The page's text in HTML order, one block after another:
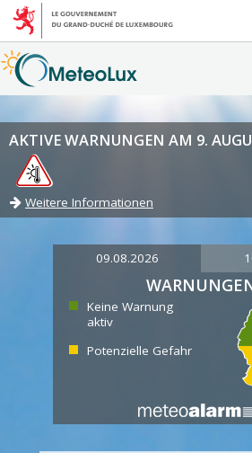
AKTIVE WARNUNGEN AM 9.
Weitere Informationen
09.08.2026
Keine Warnung
aktiv
Potenzielle Gefahr